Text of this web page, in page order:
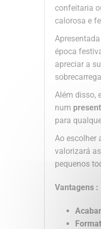
confeitaria
calorosa e
época
apreciar a
Além disso,
num
para
Ao escolher
valorizará
pequenos
Vantagens :